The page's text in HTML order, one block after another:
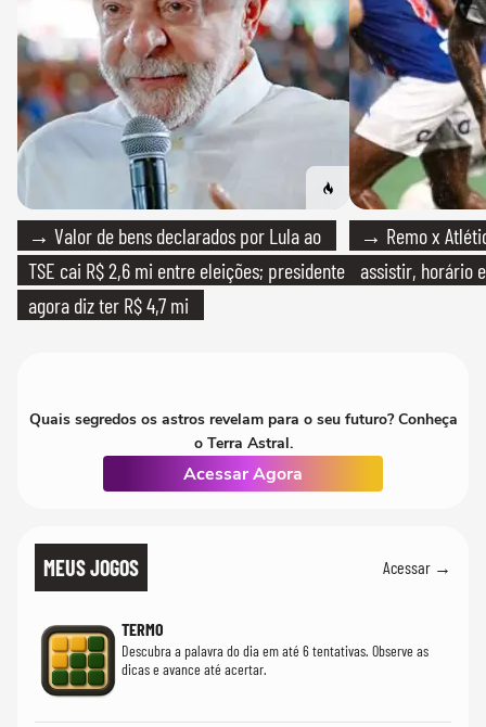
→ Valor de bens declarados por Lula ao
TSE cai R$ 2,6 mi entre eleições; presidente
agora diz ter R$ 4,7 mi
→ Remo x
assistir, horário
Quais segredos os astros revelam para o seu futuro? Conheça
o Terra Astral.
Acessar Agora
MEUS JOGOS Acessar →
TERMO
Descubra a palavra do dia em até 6 tentativas. Observe as
dicas e avance até acertar.